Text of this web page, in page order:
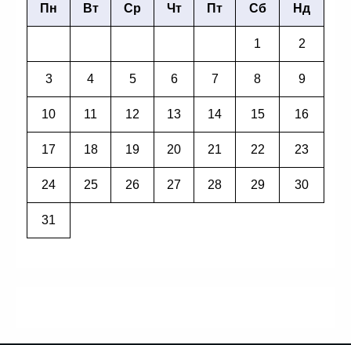
Пн Вт Ср Чт Пт Сб Нд
1 2
3 4 5 6 7 8 9
10 11 12 13 14 15 16
17 18 19 20 21 22 23
24 25 26 27 28 29 30
31